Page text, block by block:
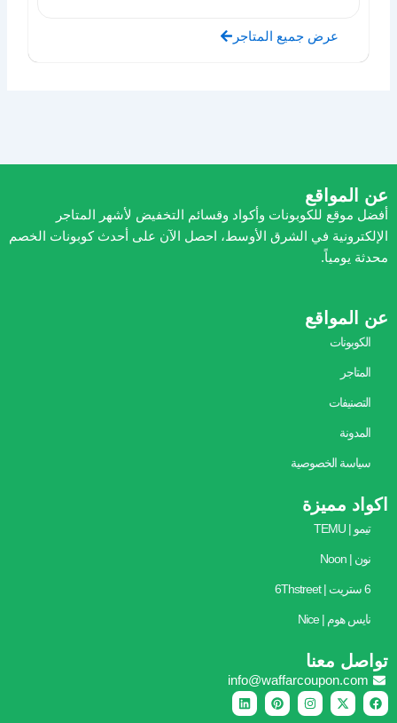
عرض جميع المتاجر
عن المواقع
أفضل موقع للكوبونات وأكواد وقسائم التخفيض لأشهر المتاجر
الإلكترونية في الشرق الأوسط، احصل الآن على أحدث كوبونات الخصم
محدثة يومياً.
عن المواقع
الكوبونات
المتاجر
التصنيفات
المدونة
سياسة الخصوصية
اكواد مميزة
تيمو | TEMU
نون | Noon
6 ستريت | 6Thstreet
نايس هوم | Nice
تواصل معنا
info@waffarcoupon.com
F
a
X
-
I
n
P
i
L
i